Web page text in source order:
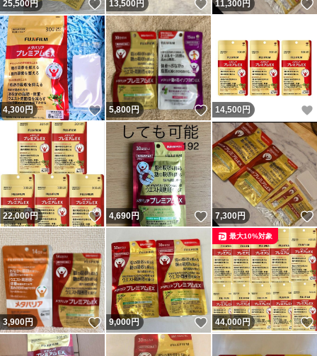
25,500円 いいね！
13,500円 いいね！
11,300円
4,300円 いいね！
5,800円 いいね！
14,500 円
22,000円 いいね！
4,690円 いいね！
7,300円
3,900円 いいね！
9,000円 いいね！
44,000円
最大10%対象